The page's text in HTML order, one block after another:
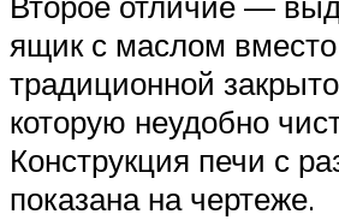
ящик с маслом вместо
традиционной
которую неудобно
Конструкция печи с
показана на чертеже.